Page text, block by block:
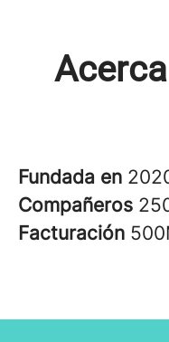
Fundada en
Compañeros
Facturación